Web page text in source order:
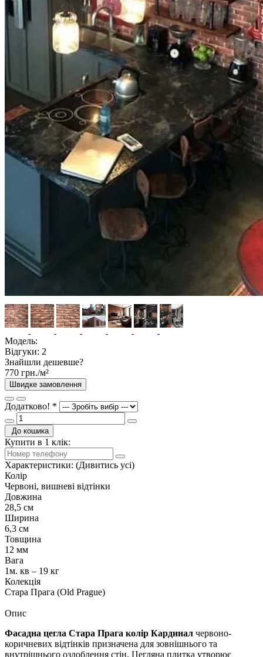
Модель:
Відгуки: 2
Знайшли дешевше?
770 грн./м²
Швидке замовлення
Додатково! *
До кошика
Купити в 1 клік:
Характеристики: (Дивитись усі)
Колір
Червоні, вишневі відтінки
Довжина
28,5 см
Ширина
6,3 см
Товщина
12 мм
Вага
1м. кв – 19 кг
Колекція
Стара Прага (Old Prague)
Опис
Фасадна цегла Стара Прага колір Кардинал червоно-
коричневих відтінків призначена для зовнішнього та
внутрішнього оздоблення стін. Цегляна плитка утворює